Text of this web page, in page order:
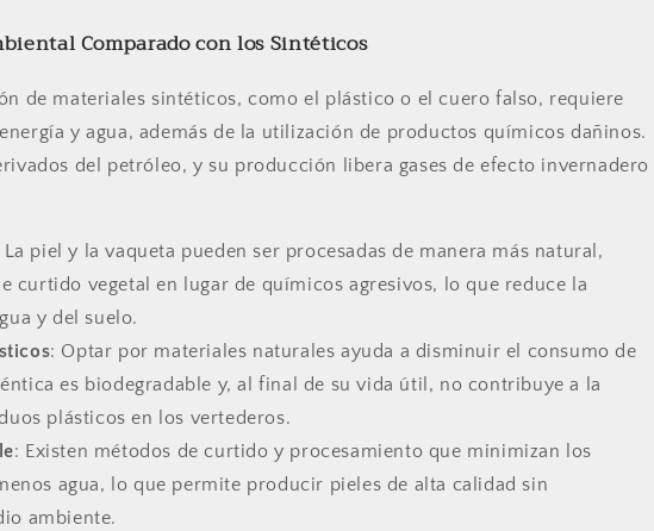
Comparado con los Sintéticos
de materiales sintéticos, como el plástico o el cuero falso, requiere
y agua, además de la utilización de productos químicos dañinos.
del petróleo, y su producción libera gases de efecto invernadero
La piel y la vaqueta pueden ser procesadas de manera más natural,
curtido vegetal en lugar de químicos agresivos, lo que reduce la
y del suelo.
: Optar por materiales naturales ayuda a disminuir el consumo de
es biodegradable y, al final de su vida útil, no contribuye a la
plásticos en los vertederos.
: Existen métodos de curtido y procesamiento que minimizan los
agua, lo que permite producir pieles de alta calidad sin
ambiente.